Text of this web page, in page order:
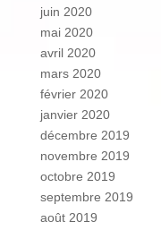
juin 2020
mai 2020
avril 2020
mars 2020
février 2020
janvier 2020
décembre 2019
novembre 2019
octobre 2019
septembre 2019
août 2019